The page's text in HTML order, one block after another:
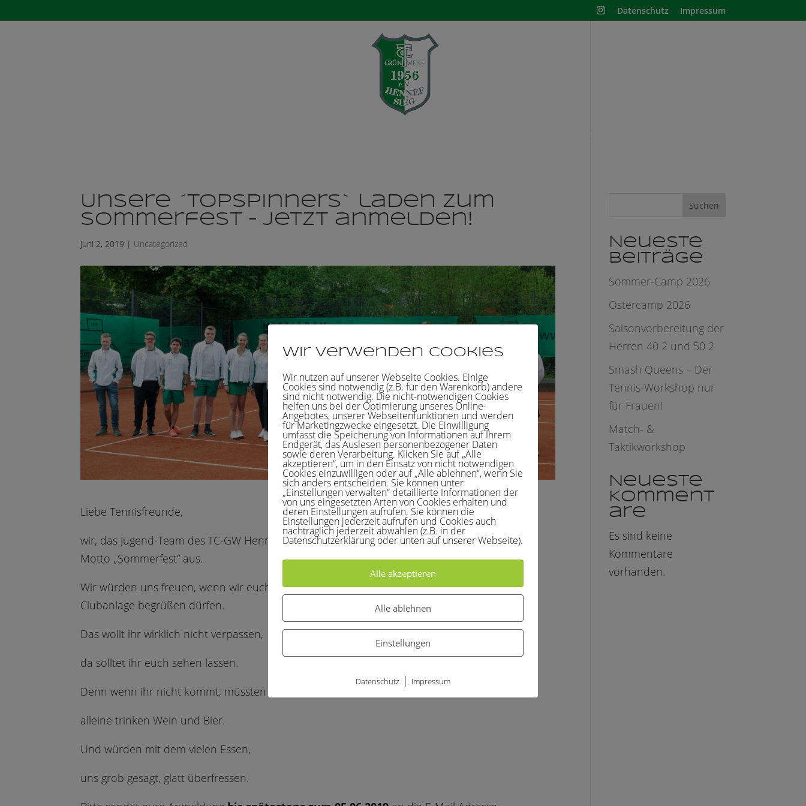
Datenschutz Impressum
Unsere ´TopspinnerS` laden zum
Sommerfest – Jetzt anmelden!
Juni 2, 2019 | Uncategorized
Liebe Tennisfreunde,
wir, das Jugend-Team des TC-GW Hennef, richten in diesem Jahr einen Clubabend unter dem
Motto „Sommerfest“ aus.
Wir würden uns freuen, wenn wir euch amFreitag, 05.07.2019 um 18 Uhrauf unserer
Clubanlage begrüßen dürfen.
Das wollt ihr wirklich nicht verpassen,
da solltet ihr euch sehen lassen.
Denn wenn ihr nicht kommt, müssten wir,
alleine trinken Wein und Bier.
Und würden mit dem vielen Essen,
uns grob gesagt, glatt überfressen.
Suchen
Neueste
Beiträge
Sommer-Camp 2026
Ostercamp 2026
Saisonvorbereitung der
Herren 40 2 und 50 2
Smash Queens – Der
Tennis-Workshop nur
für Frauen!
Match- &
Taktikworkshop
Neueste
Komment
are
Es sind keine
Kommentare
vorhanden.
Wir verwenden Cookies
Wir nutzen auf unserer Webseite Cookies. Einige
Cookies sind notwendig (z.B. für den Warenkorb) andere
sind nicht notwendig. Die nicht-notwendigen Cookies
helfen uns bei der Optimierung unseres Online-
Angebotes, unserer Webseitenfunktionen und werden
für Marketingzwecke eingesetzt. Die Einwilligung
umfasst die Speicherung von Informationen auf Ihrem
Endgerät, das Auslesen personenbezogener Daten
sowie deren Verarbeitung. Klicken Sie auf „Alle
akzeptieren“, um in den Einsatz von nicht notwendigen
Cookies einzuwilligen oder auf „Alle ablehnen“, wenn Sie
sich anders entscheiden. Sie können unter
„Einstellungen verwalten“ detaillierte Informationen der
von uns eingesetzten Arten von Cookies erhalten und
deren Einstellungen aufrufen. Sie können die
Einstellungen jederzeit aufrufen und Cookies auch
nachträglich jederzeit abwählen (z.B. in der
Datenschutzerklärung oder unten auf unserer Webseite).
Alle akzeptieren
Alle ablehnen
Einstellungen
Datenschutz | Impressum